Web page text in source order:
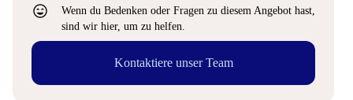
sentiment_very_satisfied
Wenn du Bedenken oder Fragen zu diesem Angebot hast,
sind wir hier, um zu helfen.
Kontaktiere unser Team